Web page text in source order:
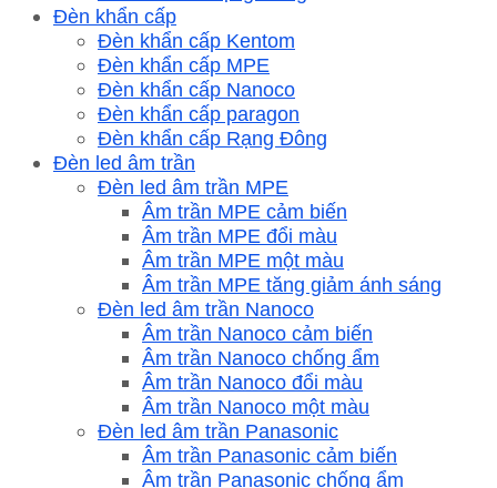
Đèn khẩn cấp
Đèn khẩn cấp Kentom
Đèn khẩn cấp MPE
Đèn khẩn cấp Nanoco
Đèn khẩn cấp paragon
Đèn khẩn cấp Rạng Đông
Đèn led âm trần
Đèn led âm trần MPE
Âm trần MPE cảm biến
Âm trần MPE đổi màu
Âm trần MPE một màu
Âm trần MPE tăng giảm ánh sáng
Đèn led âm trần Nanoco
Âm trần Nanoco cảm biến
Âm trần Nanoco chống ẩm
Âm trần Nanoco đổi màu
Âm trần Nanoco một màu
Đèn led âm trần Panasonic
Âm trần Panasonic cảm biến
Âm trần Panasonic chống ẩm